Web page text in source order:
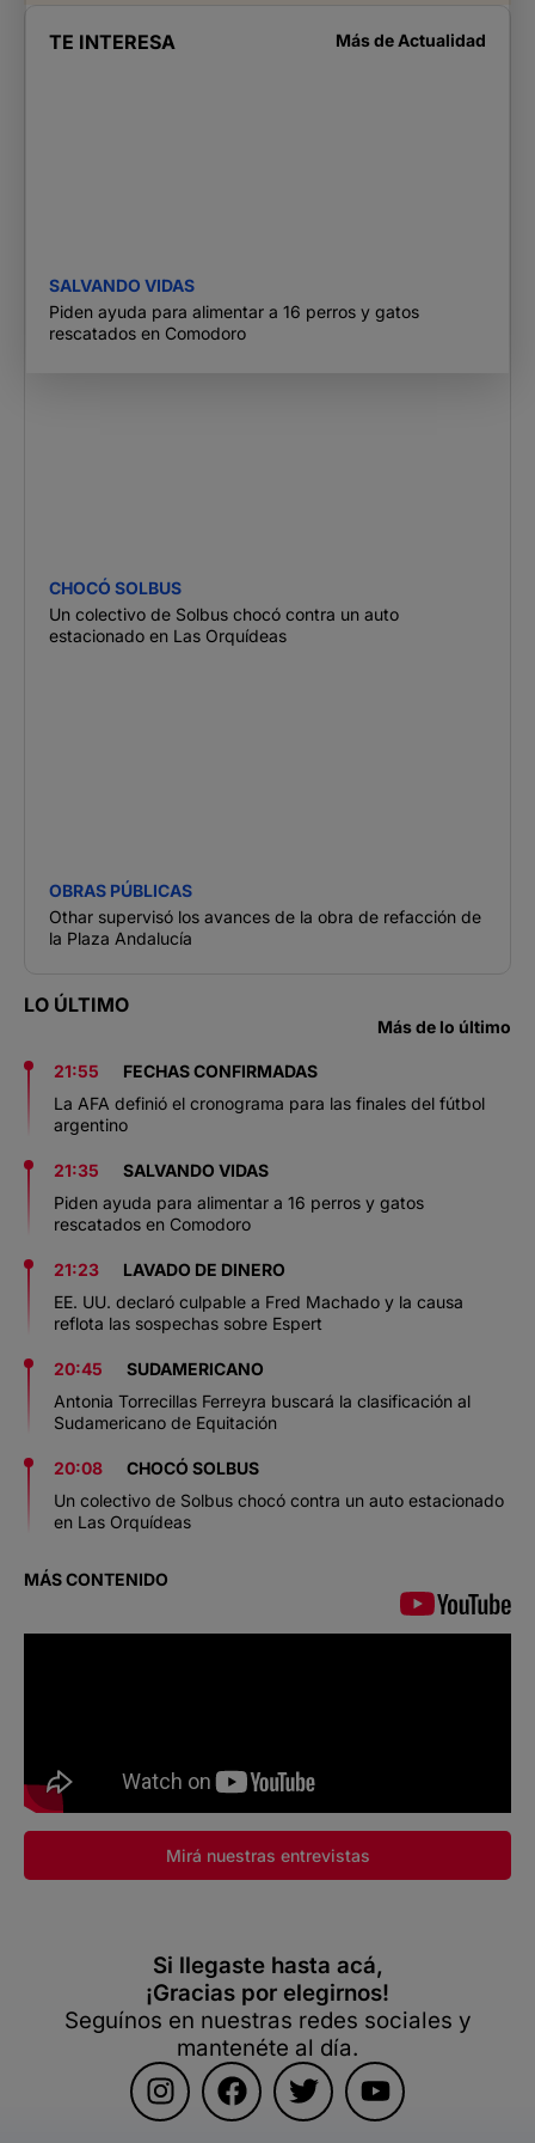
TE INTERESA Más de Actualidad
SALVANDO VIDAS
Piden ayuda para alimentar a 16 perros y gatos
rescatados en Comodoro
CHOCÓ SOLBUS
Un colectivo de Solbus chocó contra un auto
estacionado en Las Orquídeas
OBRAS PÚBLICAS
Othar supervisó los avances de la obra de refacción de
la Plaza Andalucía
LO ÚLTIMO
Más de lo último
21:55
FECHAS CONFIRMADAS
La AFA definió el cronograma para las finales del fútbol
argentino
21:35
SALVANDO VIDAS
Piden ayuda para alimentar a 16 perros y gatos
rescatados en Comodoro
21:23
LAVADO DE DINERO
EE. UU. declaró culpable a Fred Machado y la causa
reflota las sospechas sobre Espert
20:45
SUDAMERICANO
Antonia Torrecillas Ferreyra buscará la clasificación al
Sudamericano de Equitación
20:08
CHOCÓ SOLBUS
Un colectivo de Solbus chocó contra un auto estacionado
en Las Orquídeas
MÁS CONTENIDO
Mirá nuestras entrevistas
Si llegaste hasta acá,
¡Gracias por elegirnos!
Seguínos en nuestras redes sociales y
mantenéte al día.